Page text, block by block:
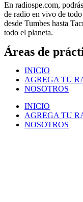
En radiospe.com,
de radio en vivo de
desde Tumbes hasta
todo el planeta.
Áreas de
INICIO
AGREGA TU
NOSOTROS
INICIO
AGREGA TU
NOSOTROS